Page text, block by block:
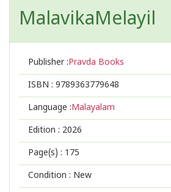
MalavikaMelayil
Publisher :Pravda Books
ISBN : 9789363779648
Language :Malayalam
Edition : 2026
Page(s) : 175
Condition : New